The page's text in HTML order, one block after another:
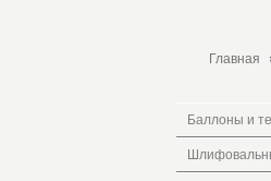
Главная
Баллоны и